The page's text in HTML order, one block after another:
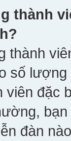
thành
thành
số lượng
viên đặc
đàn